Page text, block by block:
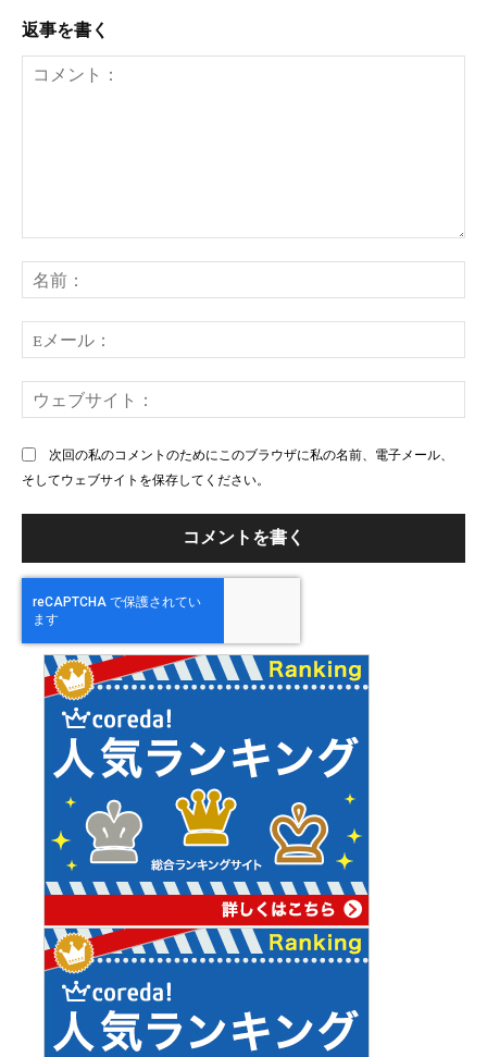
返事を書く
ン
ト：
前
メ
ー
ェ
次回の私のコメントのためにこのブラウザに私の名前、電子メール、
そしてウェブサイトを保存してください。